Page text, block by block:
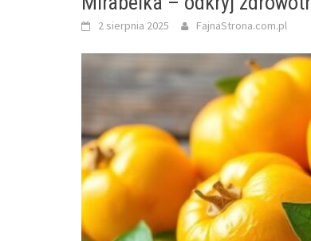
2 sierpnia 2025 FajnaStrona.com.pl